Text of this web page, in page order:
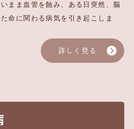
まま血管を蝕み、ある日突然、脳
命に関わる病気を引き起こしま
詳しく見る